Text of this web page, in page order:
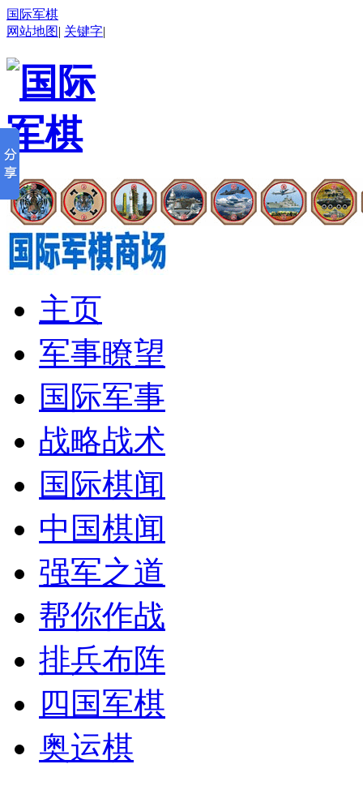
国际军棋
网站地图| 关键字|
主页
军事瞭望
国际军事
战略战术
国际棋闻
中国棋闻
强军之道
帮你作战
排兵布阵
四国军棋
奥运棋